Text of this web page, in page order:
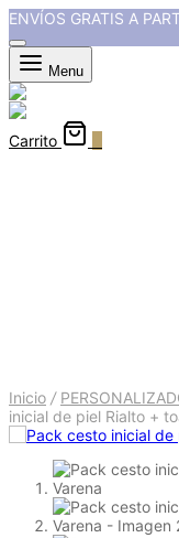
ENVÍOS GRATIS A
Menu
Carrito
Inicio /
inicial de piel Rialto +